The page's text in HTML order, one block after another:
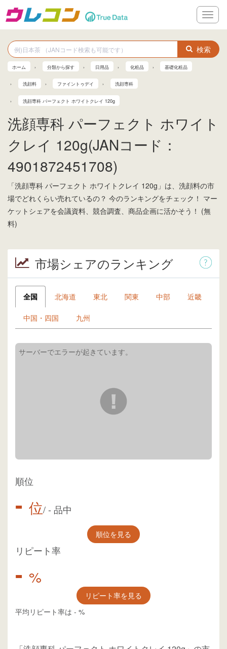
メ
ニ
ー
検索
ホーム 分類から探す 日用品 化粧品 基礎化粧品
洗顔料 ファイントゥデイ 洗顔専科
洗顔専科 パーフェクト ホワイトクレイ 120g
洗顔専科 パーフェクト ホワイト
クレイ 120g(JANコード：
4901872451708)
「洗顔専科 パーフェクト ホワイトクレイ 120g」は、洗顔料の市
場でどれくらい売れているの？ 今のランキングをチェック！ マー
ケットシェアを会議資料、競合調査、商品企画に活かそう！ (無
料)
市場シェアのランキング
全国 北海道 東北 関東 中部 近畿
中国・四国 九州
順位
- 位/- 品中
順位を見る
リピート率
- %
リピート率を見る
平均リピート率は - %